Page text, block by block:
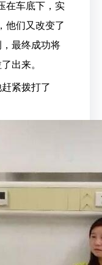
在车底下，实
他们又改变了
最终成功将
出来。
紧拨打了